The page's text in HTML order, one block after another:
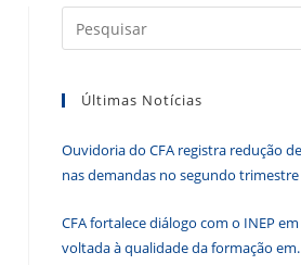
Últimas Notícias
Ouvidoria do CFA registra redução
nas demandas no segundo trimestre
CFA fortalece diálogo com o INEP
voltada à qualidade da formação em